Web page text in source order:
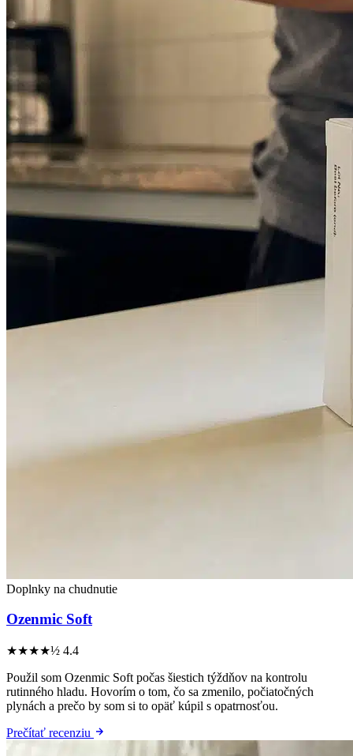
Doplnky na chudnutie
Ozenmic Soft
★★★★½ 4.4
Použil som Ozenmic Soft počas šiestich týždňov na kontrolu
rutinného hladu. Hovorím o tom, čo sa zmenilo, počiatočných
plynách a prečo by som si to opäť kúpil s opatrnosťou.
Prečítať recenziu